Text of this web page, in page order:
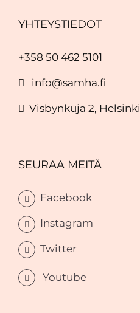
YHTEYSTIEDOT
+358 50 462 5101
info@samha.fi
Visbynkuja 2, Helsinki
SEURAA MEITÄ
Facebook
Instagram
Twitter
Youtube